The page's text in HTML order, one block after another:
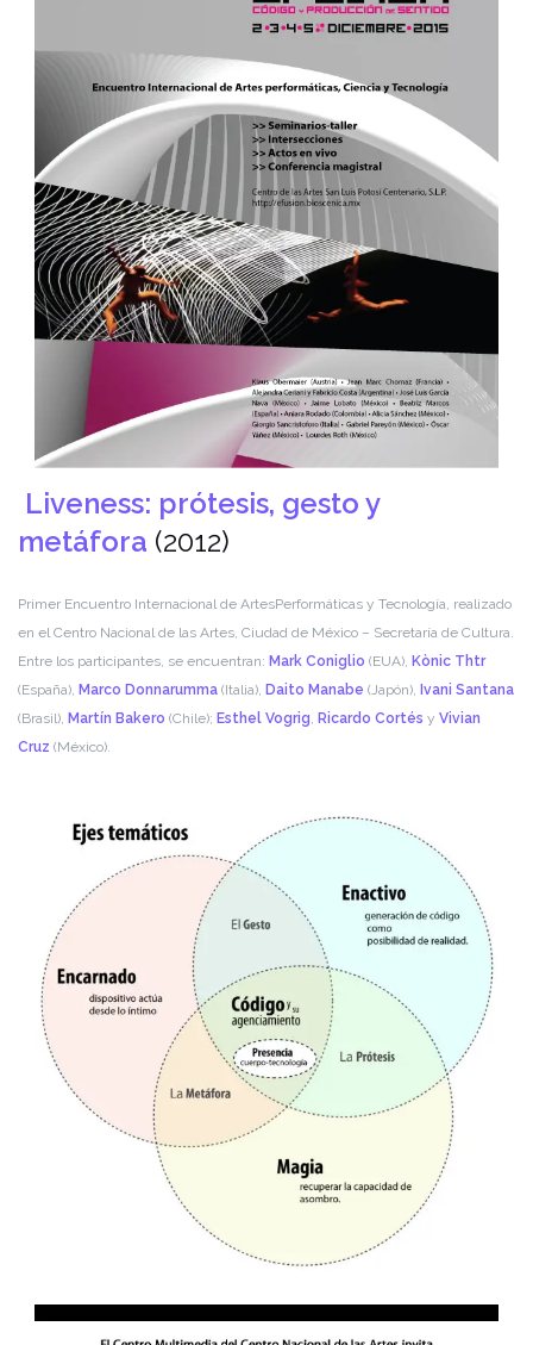
Liveness: prótesis, gesto y
metáfora (2012)
Primer Encuentro Internacional de ArtesPerformáticas y Tecnología, realizado
en el Centro Nacional de las Artes, Ciudad de México – Secretaría de Cultura.
Entre los participantes, se encuentran: Mark Coniglio (EUA), Kònic Thtr
(España), Marco Donnarumma (Italia), Daito Manabe (Japón), Ivani Santana
(Brasil), Martín Bakero (Chile); Esthel Vogrig, Ricardo Cortés y Vivian
Cruz (México).